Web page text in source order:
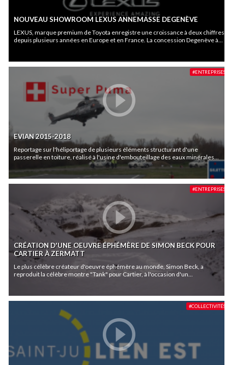
NOUVEAU SHOWROOM LEXUS ANNEMASSE DEGENÈVE
LEXUS, marque premium de Toyota enregistre une croissance à deux chiffres
depuis plusieurs années en Europe et en France. La concession Degenève à...
EVIAN 2015-2018
Reportage sur l'héliportage de plusieurs éléments structurant d'une
passerelle en toiture, réalisé à l'usine d'embouteillage des eaux minérales...
#ENTREPRISES
CRÉATION D'UNE OEUVRE ÉPHÉMÈRE DE SIMON BECK POUR
CARTIER À ZERMATT
Le plus célèbre créateur d'oeuvre éphémère au monde, Simon Beck, a
reproduit la célèbre montre "Tank" pour Cartier, à l'occasion d'un...
#ENTREPRISES
#COLLECTIVITÉS